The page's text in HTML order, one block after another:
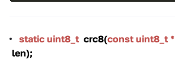
static uint8_t crc8(const uint8_t *
len);